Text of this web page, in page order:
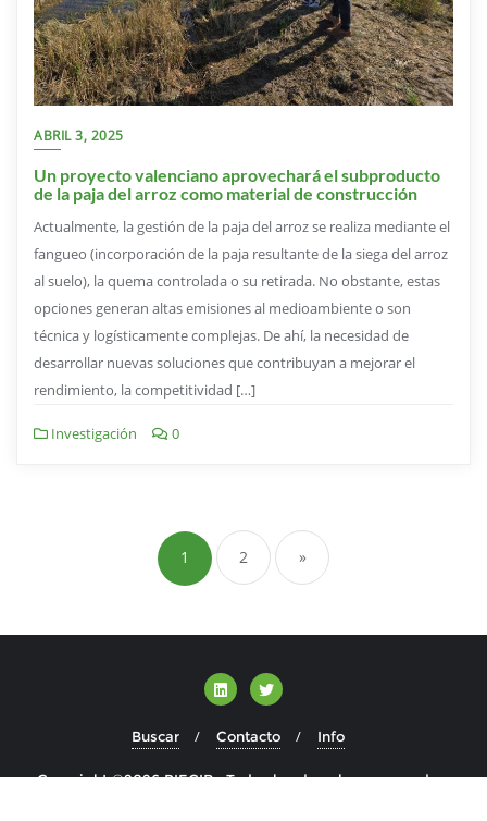
ABRIL 3, 2025
Un proyecto valenciano aprovechará el subproducto
de la paja del arroz como material de construcción
Actualmente, la gestión de la paja del arroz se realiza mediante el
fangueo (incorporación de la paja resultante de la siega del arroz
al suelo), la quema controlada o su retirada. No obstante, estas
opciones generan altas emisiones al medioambiente o son
técnica y logísticamente complejas. De ahí, la necesidad de
desarrollar nuevas soluciones que contribuyan a mejorar el
rendimiento, la competitividad […]
Investigación 0
1 2 »
Buscar Contacto Info
Copyright ©2026 BIECIR . Todos los derechos reservados.